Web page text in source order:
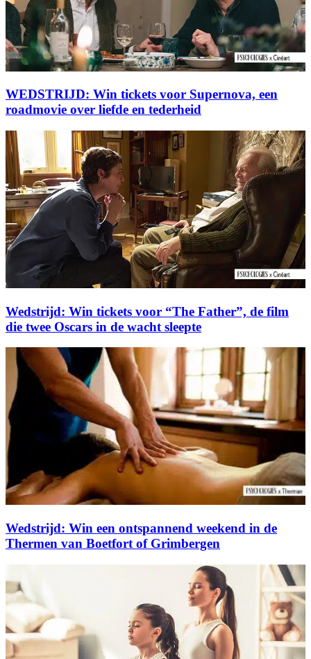
WEDSTRIJD: Win tickets voor Supernova, een
roadmovie over liefde en tederheid
Wedstrijd: Win tickets voor “The Father”, de film
die twee Oscars in de wacht sleepte
Wedstrijd: Win een ontspannend weekend in de
Thermen van Boetfort of Grimbergen